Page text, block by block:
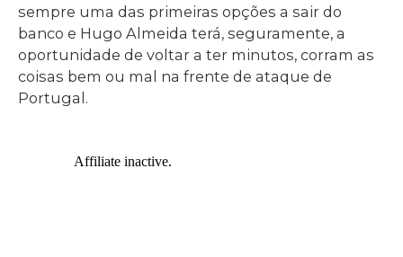
sempre uma das primeiras opções a sair do
banco e Hugo Almeida terá, seguramente, a
oportunidade de voltar a ter minutos, corram as
coisas bem ou mal na frente de ataque de
Portugal.